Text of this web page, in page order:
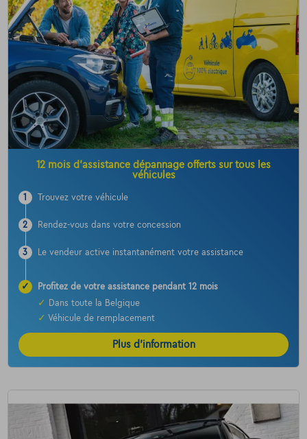
12 mois d’assistance dépannage offerts sur tous les
véhicules
1 Trouvez votre véhicule
2 Rendez-vous dans votre concession
3 Le vendeur active instantanément votre assistance
✓
Profitez de votre assistance pendant 12 mois
✓
Dans toute la Belgique
✓ Véhicule de remplacement
Plus d’information